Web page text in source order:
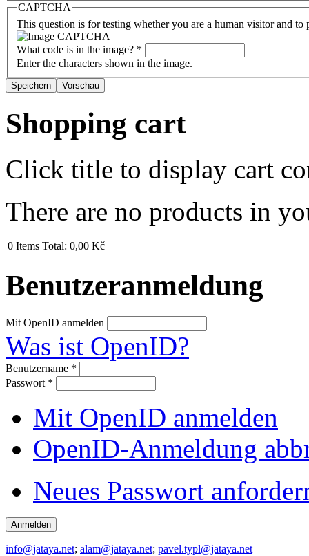
CAPTCHA
This question is for testing whether you are a human visitor and to
What code is in the image? *
Enter the characters shown in the image.
Shopping cart
Click title to display cart
There are no products in
0 Items Total: 0,00 Kč
Benutzeranmeldung
Mit OpenID anmelden
Was ist OpenID?
Benutzername *
Passwort *
Mit OpenID anmelden
OpenID-Anmeldung
Neues Passwort
info@jataya.net; alam@jataya.net; pavel.typl@jataya.net